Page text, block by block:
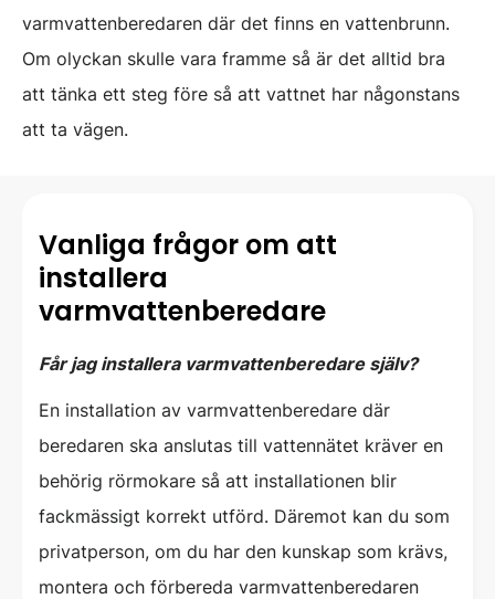
varmvattenberedaren där det finns en vattenbrunn.
Om olyckan skulle vara framme så är det alltid bra
att tänka ett steg före så att vattnet har någonstans
att ta vägen.
Vanliga frågor om att
installera
varmvattenberedare
Får jag installera varmvattenberedare själv?
En installation av varmvattenberedare där
beredaren ska anslutas till vattennätet kräver en
behörig rörmokare så att installationen blir
fackmässigt korrekt utförd. Däremot kan du som
privatperson, om du har den kunskap som krävs,
montera och förbereda varmvattenberedaren